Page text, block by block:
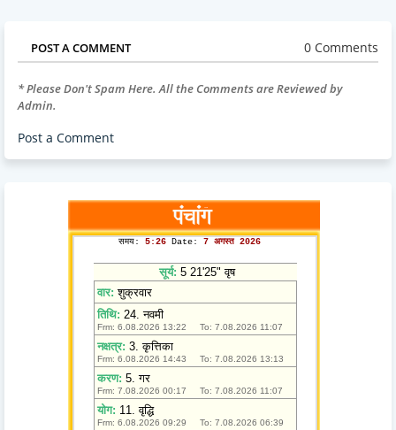
POST A COMMENT 0 Comments
* Please Don't Spam Here. All the Comments are Reviewed by
Admin.
Post a Comment